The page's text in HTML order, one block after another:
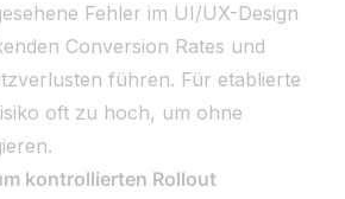
Fehler im UI/UX-Design
Conversion Rates und
führen. Für etablierte
oft zu hoch, um ohne
kontrollierten Rollout